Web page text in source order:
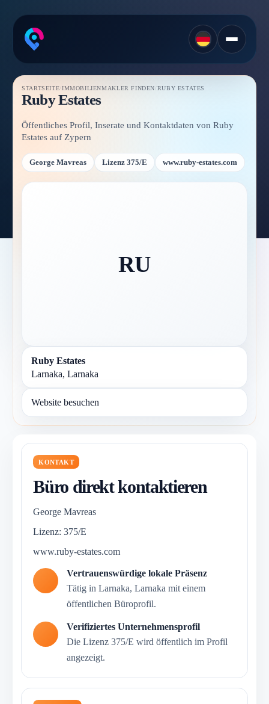
STARTSEITE/IMMOBILIENMAKLER FINDEN /RUBY ESTATES
Ruby Estates
Öffentliches Profil, Inserate und Kontaktdaten von Ruby
Estates auf Zypern
George Mavreas Lizenz 375/E www.ruby-estates.com
RU
Ruby Estates
Larnaka, Larnaka
Website besuchen
KONTAKT
Büro direkt kontaktieren
George Mavreas
Lizenz: 375/E
www.ruby-estates.com
Vertrauenswürdige lokale Präsenz
Tätig in Larnaka, Larnaka mit einem
öffentlichen Büroprofil.
Verifiziertes Unternehmensprofil
Die Lizenz 375/E wird öffentlich im Profil
angezeigt.